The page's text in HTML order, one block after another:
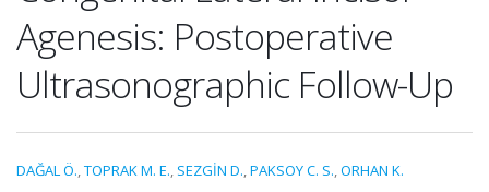
Agenesis: Postoperative
Ultrasonographic Follow-Up
DAĞAL Ö.,TOPRAK M. E., SEZGİN D.,PAKSOY C. S.,ORHAN K.